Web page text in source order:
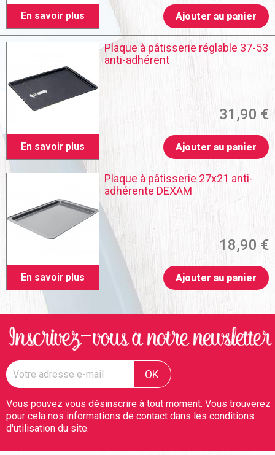
En savoir plus Ajouter au panier
En savoir plus
Plaque à pâtisserie réglable 37-53
anti-adhérent
31,90 €
Ajouter au panier
En savoir plus
Plaque à pâtisserie 27x21 anti-
adhérente DEXAM
18,90 €
Ajouter au panier
Vous pouvez vous désinscrire à tout moment. Vous trouverez
pour cela nos informations de contact dans les conditions
d'utilisation du site.